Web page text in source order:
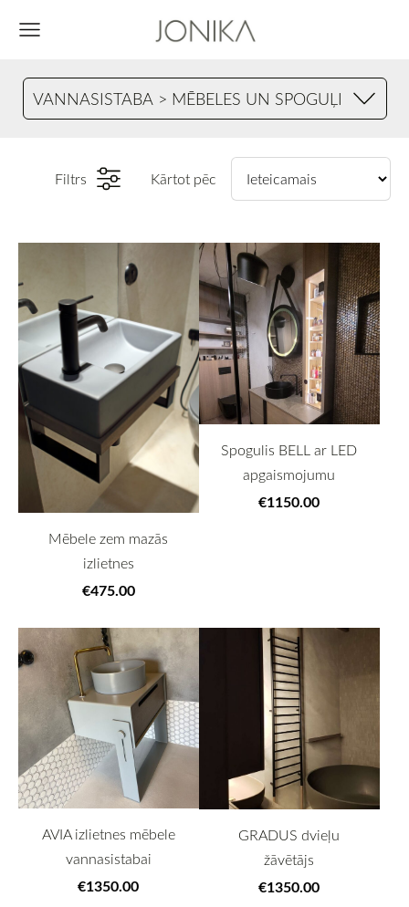
VANNASISTABA > MĒBELES UN SPOGUĻI
Filtrs Kārtot pēc
Mēbele zem mazās
izlietnes
€475.00
Spogulis BELL ar LED
apgaismojumu
€1150.00
AVIA izlietnes mēbele
vannasistabai
€1350.00
GRADUS dvieļu
žāvētājs
€1350.00